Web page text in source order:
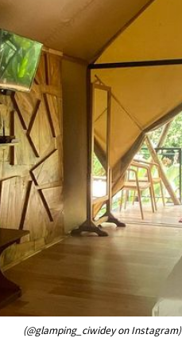
(@glamping_ciwidey on Instagram)